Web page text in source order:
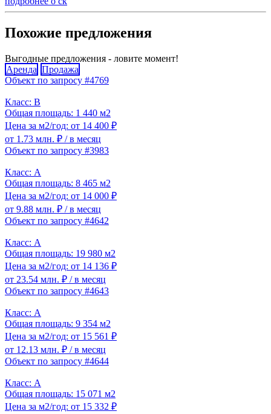
Похожие предложения
Выгодные предложения - ловите момент!
Аренда Продажа
Объект по запросу #4769
Класс: B
Общая площадь: 1 440 м2
Цена за м2/год: от 14 400 ₽
от 1.73 млн. ₽ / в месяц
Объект по запросу #3983
Класс: A
Общая площадь: 8 465 м2
Цена за м2/год: от 14 000 ₽
от 9.88 млн. ₽ / в месяц
Объект по запросу #4642
Класс: A
Общая площадь: 19 980 м2
Цена за м2/год: от 14 136 ₽
от 23.54 млн. ₽ / в месяц
Объект по запросу #4643
Класс: A
Общая площадь: 9 354 м2
Цена за м2/год: от 15 561 ₽
от 12.13 млн. ₽ / в месяц
Объект по запросу #4644
Класс: A
Общая площадь: 15 071 м2
Цена за м2/год: от 15 332 ₽